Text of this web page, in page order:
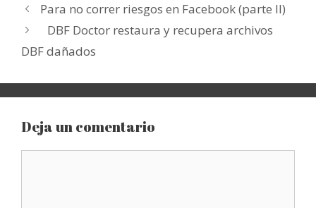
Para no correr riesgos en Facebook (parte II)
DBF Doctor restaura y recupera archivos
DBF dañados
Deja un comentario